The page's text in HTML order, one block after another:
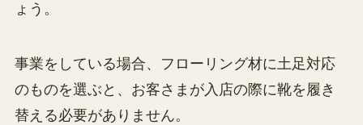
ょう。
事業をしている場合、フローリング材に土足対応
のものを選ぶと、お客さまが入店の際に靴を履き
替える必要がありません。